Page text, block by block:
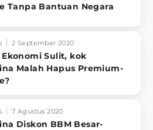
Tanpa Bantuan Negara
2 September 2020
Ekonomi Sulit, kok
Malah Hapus Premium-
7 Agustus 2020
Diskon BBM Besar-